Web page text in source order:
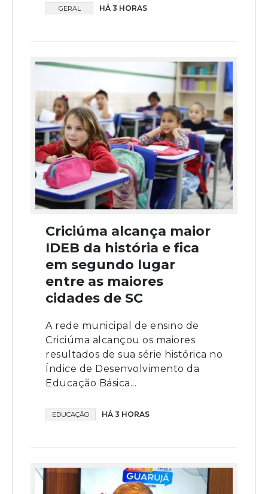
GERAL HÁ 3 HORAS
Criciúma alcança maior
IDEB da história e fica
em segundo lugar
entre as maiores
cidades de SC
A rede municipal de ensino de
Criciúma alcançou os maiores
resultados de sua série histórica no
Índice de Desenvolvimento da
Educação Básica...
EDUCAÇÃO HÁ 3 HORAS